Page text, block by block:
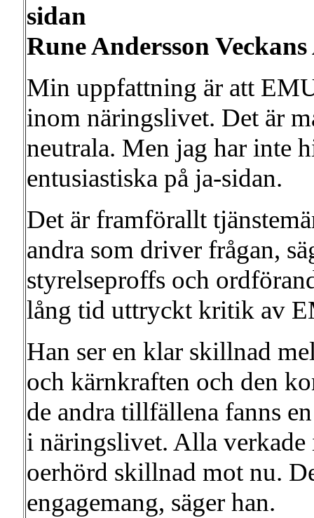
sidan
Rune Andersson
Min uppfattning är att
inom näringslivet. Det är
neutrala. Men jag har inte
entusiastiska på ja-sidan.
Det är framförallt
andra som driver frågan,
styrelseproffs och
lång tid uttryckt kritik av
Han ser en klar skillnad
och kärnkraften och den
de andra tillfällena fanns
i näringslivet. Alla
oerhörd skillnad mot nu.
engagemang, säger han.